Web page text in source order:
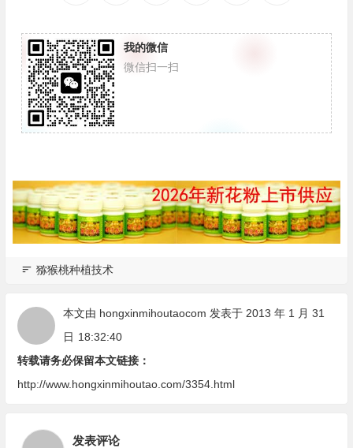
我的微信
微信扫一扫
猕猴桃种植技术
本文由 hongxinmihoutaocom 发表于 2013 年 1 月 31
日 18:32:40
转载请务必保留本文链接：
http://www.hongxinmihoutao.com/3354.html
发表评论